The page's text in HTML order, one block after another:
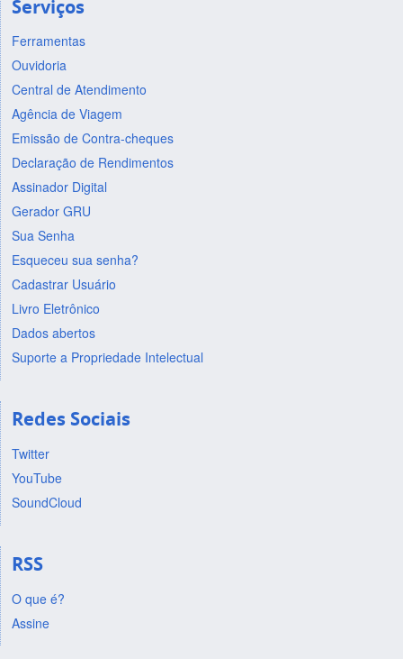
Serviços
Ferramentas
Ouvidoria
Central de Atendimento
Agência de Viagem
Emissão de Contra-cheques
Declaração de Rendimentos
Assinador Digital
Gerador GRU
Sua Senha
Esqueceu sua senha?
Cadastrar Usuário
Livro Eletrônico
Dados abertos
Suporte a Propriedade Intelectual
Redes Sociais
Twitter
YouTube
SoundCloud
RSS
O que é?
Assine